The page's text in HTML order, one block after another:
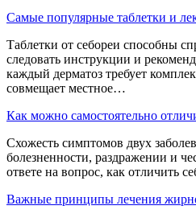
Самые популярные таблетки и
Таблетки от себореи способны
следовать инструкции и
каждый дерматоз требует
совмещает местное…
Как можно самостоятельно
Схожесть симптомов двух
болезненности, раздражении и
ответе на вопрос, как отличить
Важные принципы лечения